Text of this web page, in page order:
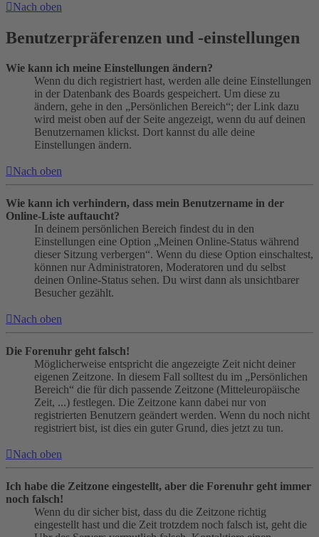
Nach oben
Benutzerpräferenzen und -einstellungen
Wie kann ich meine Einstellungen ändern?
Wenn du dich registriert hast, werden alle deine Einstellungen
in der Datenbank des Boards gespeichert. Um diese zu
ändern, gehe in den „Persönlichen Bereich“; der Link dazu
wird meist oben auf der Seite angezeigt, wenn du auf deinen
Benutzernamen klickst. Dort kannst du alle deine
Einstellungen ändern.
Nach oben
Wie kann ich verhindern, dass mein Benutzername in der
Online-Liste auftaucht?
In deinem persönlichen Bereich findest du in den
Einstellungen eine Option „Meinen Online-Status während
dieser Sitzung verbergen“. Wenn du diese Option einschaltest,
können nur Administratoren, Moderatoren und du selbst
deinen Online-Status sehen. Du wirst dann als unsichtbarer
Besucher gezählt.
Nach oben
Die Forenuhr geht falsch!
Möglicherweise entspricht die angezeigte Zeit nicht deiner
eigenen Zeitzone. In diesem Fall solltest du im „Persönlichen
Bereich“ die für dich passende Zeitzone (Mitteleuropäische
Zeit, ...) festlegen. Die Zeitzone kann dabei nur von
registrierten Benutzern geändert werden. Wenn du noch nicht
registriert bist, ist dies ein guter Grund, dies jetzt zu tun.
Nach oben
Ich habe die Zeitzone eingestellt, aber die Forenuhr geht immer
noch falsch!
Wenn du dir sicher bist, dass du die Zeitzone richtig
eingestellt hast und die Zeit trotzdem noch falsch ist, geht die